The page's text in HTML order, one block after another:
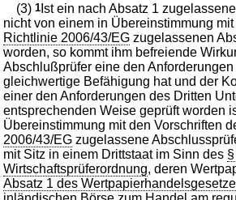
(3)1 Ist ein nach Absatz 1
nicht von einem in Übereinstimmung
Richtlinie 2006/43/EG zugelassenen
worden, so kommt ihm befreiende
Abschlußprüfer eine den
gleichwertige Befähigung hat und der
einer den Anforderungen des Dritten
entsprechenden Weise geprüft worden
Übereinstimmung mit den Vorschriften
2006/43/EG zugelassene
mit Sitz in einem Drittstaat im Sinn des
Wirtschaftsprüferordnung, deren
Absatz 1 des